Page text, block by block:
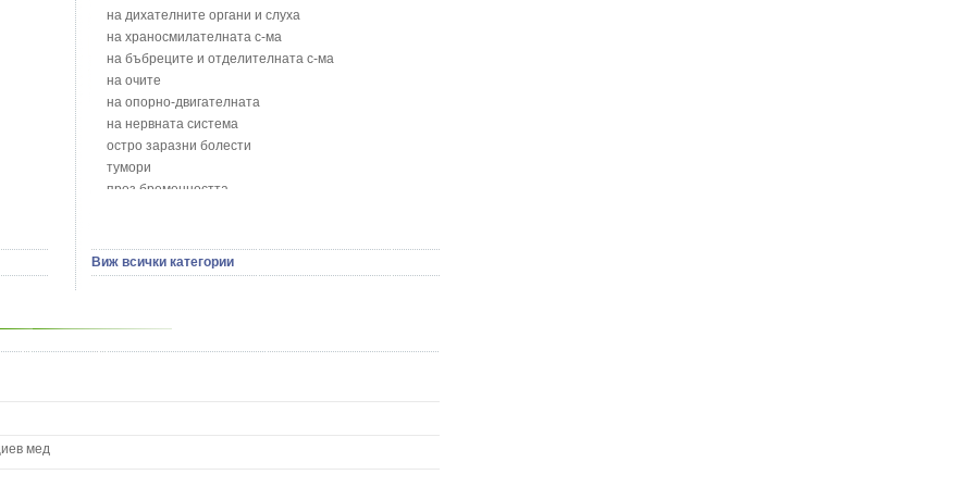
Блатен тъжник - Spirea ulmaria L.
Блян
Бобови шушулки - Phaseolus Vulgaris L.
Божур - Paeonia Decora
Борови връхчета - Pinus sylvestris
Босилек - Ocimum Basillicum
Брей - Tamus Communis
Брош - Rubia tinctorum L.
Бръшлян - Hedera helix L.
Бял имел - Viscum album L.
Бял оман - Inula Helenium L.
Бяла върба - Salix Аlba
на дихателните органи и слуха
на храносмилателната с-ма
на бъбреците и отделителната с-ма
на очите
на опорно-двигателната
на нервната система
остро заразни болести
тумори
през бременността
сексуални проблеми
на половите органи
Виж всички категории
мед